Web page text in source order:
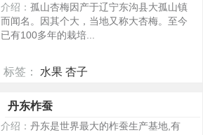
介绍： 孤山杏梅因产于辽宁东沟县大孤山镇
而闻名。因其个大，当地又称大杏梅。至今
已有100多年的栽培...
标签： 水果 杏子
丹东柞蚕
介绍： 丹东是世界最大的柞蚕生产基地,有